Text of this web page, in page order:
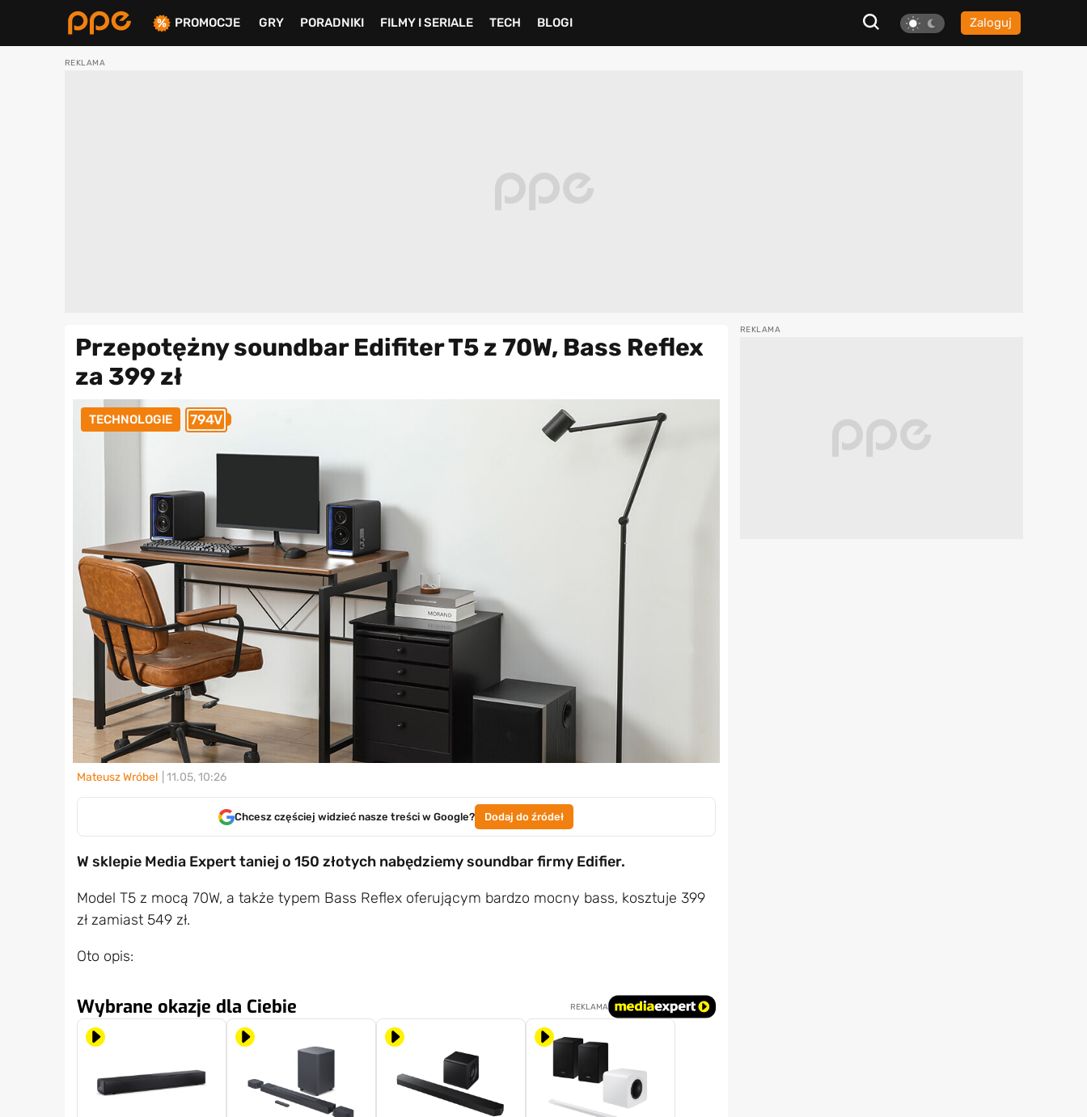
Zaloguj
PROMOCJE GRY PORADNIKI FILMY I SERIALE TECH BLOGI
Przepotężny soundbar Edifiter T5 z 70W, Bass Reflex
za 399 zł
TECHNOLOGIE 794V
Mateusz Wróbel | 11.05, 10:26
Chcesz częściej widzieć nasze treści w Google? Dodaj do źródeł
W sklepie Media Expert taniej o 150 złotych nabędziemy soundbar firmy Edifier.
Model T5 z mocą 70W, a także typem Bass Reflex oferującym bardzo mocny bass, kosztuje 399
zł zamiast 549 zł.
Oto opis:
Wybrane okazje dla Ciebie REKLAMA